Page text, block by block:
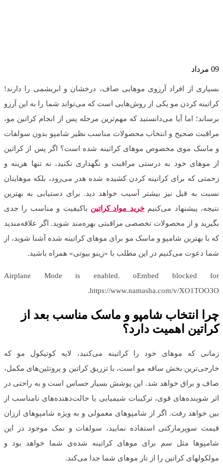
09 مرداد
بسیاری از افراد آرزوی موهایی صاف، درخشان و ابریشمی را دارند!
کراتینه کردن مو یکی از روش‌هایی است که می‌تواند شما را به این آرزو
برساند؛ اما آیا می‌دانستید که مهم‌ترین مرحله پس از انجام کراتین مو،
مراقبت صحیح و انتخاب محصولات مناسب نظیر شامپو بدون سولفات
و ماسک موی مخصوص موهای کراتینه شده است؟ اگر پس از کراتین
از موهای خود به درستی مراقبت و نگهداری نکنید، نه تنها هزینه و
زحمتی که برای کراتینه کردن کشیده شده هدر می‌رود، بلکه موهایتان
نسبت به قبل نیز بیشتر آسیب خواهد دید. برای دستیابی به بهترین
نتیجه، پیشنهاد می‌کنیمخرید مواد کراتین باکیفیت و مناسب را جدی
بگیرید و از محصولات تخصصی مراقبتی بهره‌مند شوید. اگر علاقه‌مندید
که با بهترین شامپو و ماسک مو برای موهای کراتینه شده آشنا شوید، از
شما دعوت می‌کنیم در این مطلب با «زینو بیوتی» همراه باشید.
Airplane Mode is enabled. oEmbed blocked for
https://www.namasha.com/v/XO1TOO3O.
چرا انتخاب شامپو و ماسک مناسب بعد از
کراتین اهمیت دارد؟
زمانی که موهای خود را کراتینه می‌کنید، لایه کوتیکول مو که
خارجی‌ترین بخش ساقه مو است، با تزریق کراتین و پروتئین‌های مکمل،
صاف و براق خواهد شد. این پوشش بسیار حساس است و به راحتی در
اثر شوینده‌های قوی، ترکیبات شیمیایی یا حالت‌دهنده‌های نامناسب از
بین خواهد رفت. اگر از شامپوهای معمولی و به ویژه شامپوهای ارزان
قیمت سوپرمارکتی استفاده نمایید، سولفات و نمک موجود در این
شامپوها مثل سم برای موهای کراتینه شده‌ی شما خواهد بود و
مولکول‎های کراتین را از تار موهای شما جدا می‌کند.